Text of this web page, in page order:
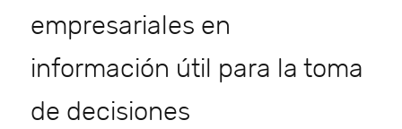
empresariales en
información útil para la toma
de decisiones